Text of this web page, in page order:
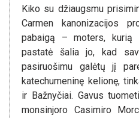
Kiko su džiaugsmu
Carmen kanonizacijos
pabaigą – moters, kurią
pastatė šalia jo, kad
pasiruošimu galėtų jį
katechumeninę kelionę,
ir Bažnyčiai. Gavus
monsinjoro Casimiro